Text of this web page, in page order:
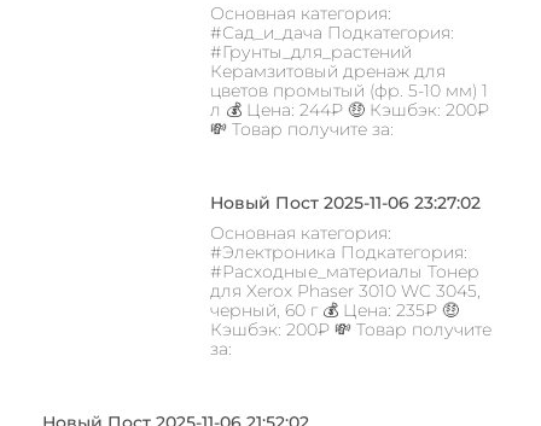
Основная категория:
#Сад_и_дача Подкатегория:
#Грунты_для_растений
Керамзитовый дренаж для
цветов промытый (фр. 5-10 мм) 1
л 💰 Цена: 244₽ 🤑 Кэшбэк: 200₽
💸 Товар получите за:
Новый Пост 2025-11-06 23:27:02
Основная категория:
#Электроника Подкатегория:
#Расходные_материалы Тонер
для Xerox Phaser 3010 WC 3045,
черный, 60 г 💰 Цена: 235₽ 🤑
Кэшбэк: 200₽ 💸 Товар получите
за: